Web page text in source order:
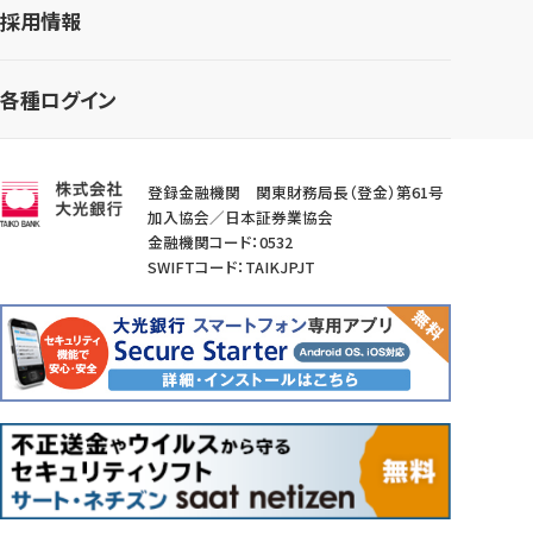
採用情報
各種ログイン
登録金融機関 関東財務局長（登金）第61号
加入協会／日本証券業協会
金融機関コード：0532
SWIFTコード：TAIKJPJT